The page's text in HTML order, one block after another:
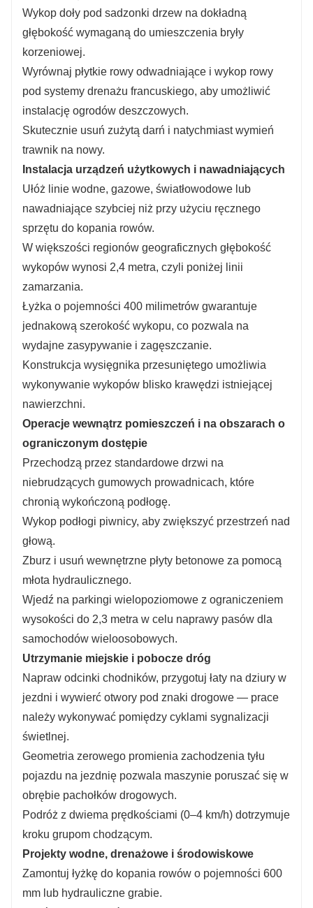
Wykop doły pod sadzonki drzew na dokładną
głębokość wymaganą do umieszczenia bryły
korzeniowej.
Wyrównaj płytkie rowy odwadniające i wykop rowy
pod systemy drenażu francuskiego, aby umożliwić
instalację ogrodów deszczowych.
Skutecznie usuń zużytą darń i natychmiast wymień
trawnik na nowy.
Instalacja urządzeń użytkowych i nawadniających
Ułóż linie wodne, gazowe, światłowodowe lub
nawadniające szybciej niż przy użyciu ręcznego
sprzętu do kopania rowów.
W większości regionów geograficznych głębokość
wykopów wynosi 2,4 metra, czyli poniżej linii
zamarzania.
Łyżka o pojemności 400 milimetrów gwarantuje
jednakową szerokość wykopu, co pozwala na
wydajne zasypywanie i zagęszczanie.
Konstrukcja wysięgnika przesuniętego umożliwia
wykonywanie wykopów blisko krawędzi istniejącej
nawierzchni.
Operacje wewnątrz pomieszczeń i na obszarach o
ograniczonym dostępie
Przechodzą przez standardowe drzwi na
niebrudzących gumowych prowadnicach, które
chronią wykończoną podłogę.
Wykop podłogi piwnicy, aby zwiększyć przestrzeń nad
głową.
Zburz i usuń wewnętrzne płyty betonowe za pomocą
młota hydraulicznego.
Wjedź na parkingi wielopoziomowe z ograniczeniem
wysokości do 2,3 metra w celu naprawy pasów dla
samochodów wieloosobowych.
Utrzymanie miejskie i pobocze dróg
Napraw odcinki chodników, przygotuj łaty na dziury w
jezdni i wywierć otwory pod znaki drogowe — prace
należy wykonywać pomiędzy cyklami sygnalizacji
świetlnej.
Geometria zerowego promienia zachodzenia tyłu
pojazdu na jezdnię pozwala maszynie poruszać się w
obrębie pachołków drogowych.
Podróż z dwiema prędkościami (0–4 km/h) dotrzymuje
kroku grupom chodzącym.
Projekty wodne, drenażowe i środowiskowe
Zamontuj łyżkę do kopania rowów o pojemności 600
mm lub hydrauliczne grabie.